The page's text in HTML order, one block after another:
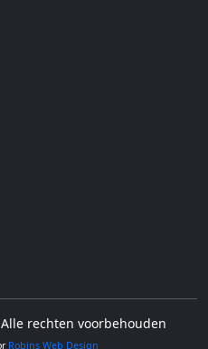
rechten voorbehouden
Robins Web Design